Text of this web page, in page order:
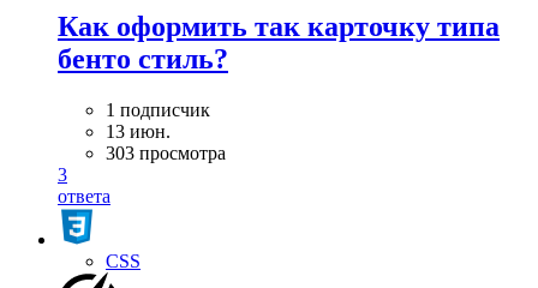
Как оформить так карточку типа
бенто стиль?
1 подписчик
13 июн.
303 просмотра
3
ответа
CSS